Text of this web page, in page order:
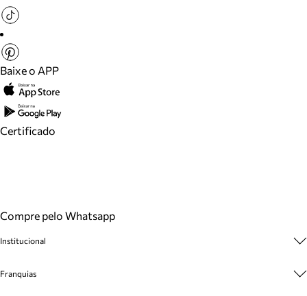
Baixe o APP
Certificado
Compre pelo Whatsapp
Institucional
Cashback
Franquias